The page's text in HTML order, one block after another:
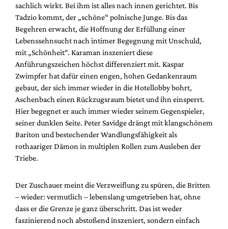
sachlich wirkt. Bei ihm ist alles nach innen gerichtet. Bis
Tadzio kommt, der „schöne“ polnische Junge. Bis das
Begehren erwacht, die Hoffnung der Erfüllung einer
Lebenssehnsucht nach intimer Begegnung mit Unschuld,
mit „Schönheit“. Karaman inszeniert diese
Anführungszeichen höchst differenziert mit. Kaspar
Zwimpfer hat dafür einen engen, hohen Gedankenraum
gebaut, der sich immer wieder in die Hotellobby bohrt,
Aschenbach einen Rückzugsraum bietet und ihn einsperrt.
Hier begegnet er auch immer wieder seinem Gegenspieler,
seiner dunklen Seite. Peter Savidge drängt mit klangschönem
Bariton und bestechender Wandlungsfähigkeit als
rothaariger Dämon in multiplen Rollen zum Ausleben der
Triebe.
Der Zuschauer meint die Verzweiflung zu spüren, die Britten
– wieder: vermutlich – lebenslang umgetrieben hat, ohne
dass er die Grenze je ganz überschritt. Das ist weder
faszinierend noch abstoßend inszeniert, sondern einfach